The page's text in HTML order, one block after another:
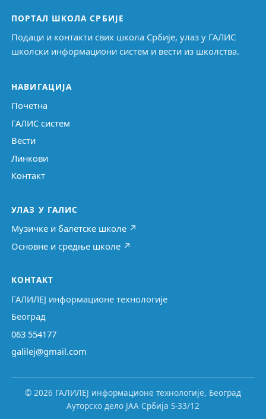
ПОРТАЛ ШКОЛА СРБИЈЕ
Подаци и контакти свих школа Србије, улаз у ГАЛИС
школски информациони систем и вести из школства.
НАВИГАЦИЈА
Почетна
ГАЛИС систем
Вести
Линкови
Контакт
УЛАЗ У ГАЛИС
Музичке и балетске школе ↗
Основне и средње школе ↗
КОНТАКТ
ГАЛИЛЕЈ информационе технологије
Београд
063 554177
galilej@gmail.com
© 2026 ГАЛИЛЕЈ информационе технологије, Београд
Ауторско дело ЈАА Србија S-33/12